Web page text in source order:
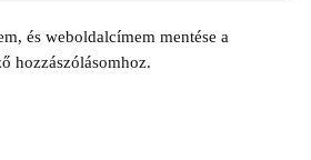
és weboldalcímem mentése a
hozzászólásomhoz.